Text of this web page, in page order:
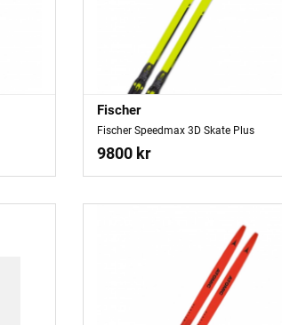
Fischer
Fischer Speedmax 3D Skate Plus
9800 kr